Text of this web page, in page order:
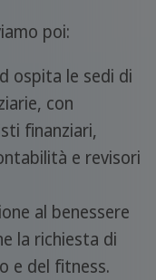
poi:
ospita le sedi di
con
finanziari,
e revisori
al benessere
la richiesta di
e del fitness.